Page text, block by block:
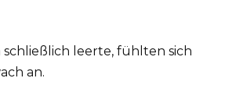
schließlich leerte, fühlten sich
an.